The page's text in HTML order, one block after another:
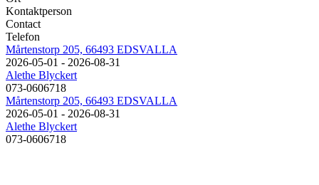
Kontaktperson
Contact
Telefon
Mårtenstorp 205, 66493 EDSVALLA
2026-05-01 - 2026-08-31
Alethe Blyckert
073-0606718
Mårtenstorp 205, 66493 EDSVALLA
2026-05-01 - 2026-08-31
Alethe Blyckert
073-0606718